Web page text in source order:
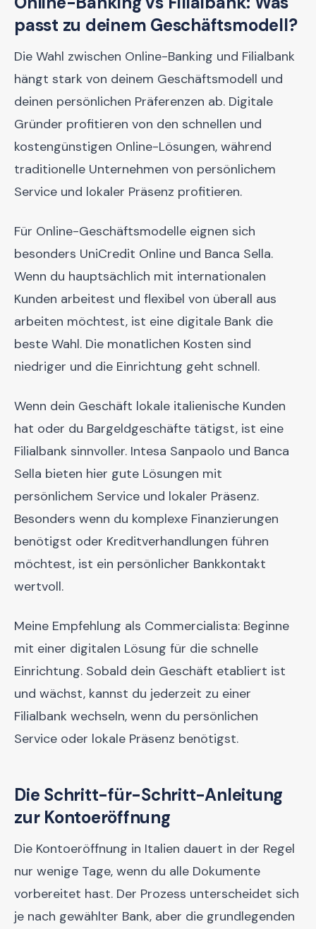
passt zu deinem Geschäftsmodell?
Die Wahl zwischen Online-Banking und Filialbank
hängt stark von deinem Geschäftsmodell und
deinen persönlichen Präferenzen ab. Digitale
Gründer profitieren von den schnellen und
kostengünstigen Online-Lösungen, während
traditionelle Unternehmen von persönlichem
Service und lokaler Präsenz profitieren.
Für Online-Geschäftsmodelle eignen sich
besonders UniCredit Online und Banca Sella.
Wenn du hauptsächlich mit internationalen
Kunden arbeitest und flexibel von überall aus
arbeiten möchtest, ist eine digitale Bank die
beste Wahl. Die monatlichen Kosten sind
niedriger und die Einrichtung geht schnell.
Wenn dein Geschäft lokale italienische Kunden
hat oder du Bargeldgeschäfte tätigst, ist eine
Filialbank sinnvoller. Intesa Sanpaolo und Banca
Sella bieten hier gute Lösungen mit
persönlichem Service und lokaler Präsenz.
Besonders wenn du komplexe Finanzierungen
benötigst oder Kreditverhandlungen führen
möchtest, ist ein persönlicher Bankkontakt
wertvoll.
Meine Empfehlung als Commercialista: Beginne
mit einer digitalen Lösung für die schnelle
Einrichtung. Sobald dein Geschäft etabliert ist
und wächst, kannst du jederzeit zu einer
Filialbank wechseln, wenn du persönlichen
Service oder lokale Präsenz benötigst.
Die Schritt-für-Schritt-Anleitung
zur Kontoeröffnung
Die Kontoeröffnung in Italien dauert in der Regel
nur wenige Tage, wenn du alle Dokumente
vorbereitet hast. Der Prozess unterscheidet sich
je nach gewählter Bank, aber die grundlegenden